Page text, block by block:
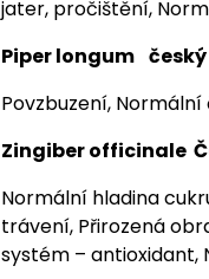
jater, pročištění,
Piper longum
Povzbuzení,
Zingiber officinale
Normální hladina
trávení, Přirozená
systém –